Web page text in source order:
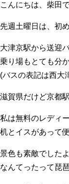
こんにちは、柴田で
先週土曜日は、初
大津京駅から送迎
乗り場もとても分
(バスの表記は西大
滋賀県だけど京都
私は無料のレディ
机とイスがあって
景色も素敵でしたよ
なんてったって琵